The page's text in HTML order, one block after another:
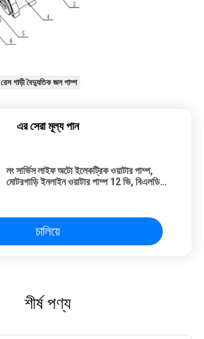
রেস গাড়ী বৈদ্যুতিক জল পাম্প
এর সেরা মূল্য পান
লং সার্ভিস লাইফ অটো ইলেকট্রিক ওয়াটার পাম্প,
মোটরগাড়ি ইনলাইন ওয়াটার পাম্প 12 ভি, বিএলডিসি
চালিয়ে
শীর্ষ পণ্য